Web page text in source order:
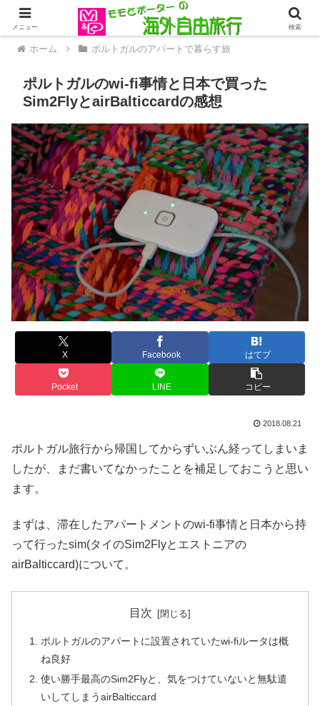
ホーム ポルトガルのアパートで暮らす旅
ポルトガルのwi-fi事情と日本で買った
Sim2FlyとairBalticcardの感想
X Facebook はてブ
Pocket LINE コピー
2018.08.21
ポルトガル旅行から帰国してからずいぶん経ってしまいま
したが、まだ書いてなかったことを補足しておこうと思い
ます。
まずは、滞在したアパートメントのwi-fi事情と日本から持
って行ったsim(タイのSim2Flyとエストニアの
airBalticcard)について。
目次
ポルトガルのアパートに設置されていたwi-fiルータは概
ね良好
使い勝手最高のSim2Flyと、気をつけていないと無駄遣
いしてしまうairBalticcard
メニュー 検索